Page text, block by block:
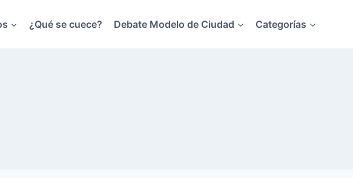
¿Qué se cuece? Debate Modelo de Ciudad Categorías